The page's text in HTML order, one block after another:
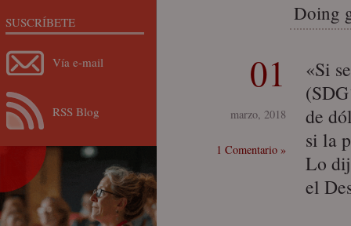
Doing
01
marzo, 2018
1 Comentario »
«Si
de
si la
Lo
el
SUSCRÍBETE
Vía e-mail
RSS Blog